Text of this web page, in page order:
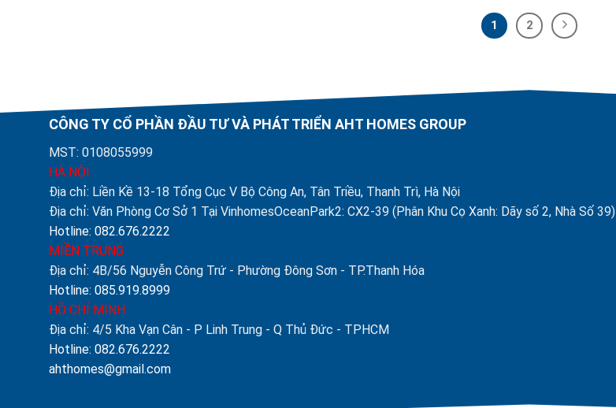
1 2
CÔNG TY CỔ PHẦN ĐẦU TƯ VÀ PHÁT TRIỂN AHT HOMES GROUP
MST: 0108055999
HÀ NỘI
Địa chỉ: Liền Kề 13-18 Tổng Cục V Bộ Công An, Tân Triều, Thanh Trì, Hà Nội
Địa chỉ: Văn Phòng Cơ Sở 1 Tại VinhomesOceanPark2: CX2-39 (Phân Khu Cọ Xanh: Dãy số 2, Nhà Số 39)
Hotline: 082.676.2222
MIỀN TRUNG
Địa chỉ: 4B/56 Nguyễn Công Trứ - Phường Đông Sơn - TP.Thanh Hóa
Hotline: 085.919.8999
HỒ CHÍ MINH
Địa chỉ: 4/5 Kha Vạn Cân - P Linh Trung - Q Thủ Đức - TPHCM
Hotline: 082.676.2222
ahthomes@gmail.com